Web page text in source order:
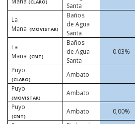
(CLARO)
Santa
La
Mana (MOVISTAR)
Baños
de Agua
Santa
La
Mana (CNT)
Baños
de Agua
Santa
0.03%
Puyo
(CLARO)
Ambato
Puyo
(MOVISTAR)
Ambato
Puyo
(CNT)
Ambato
0,00%